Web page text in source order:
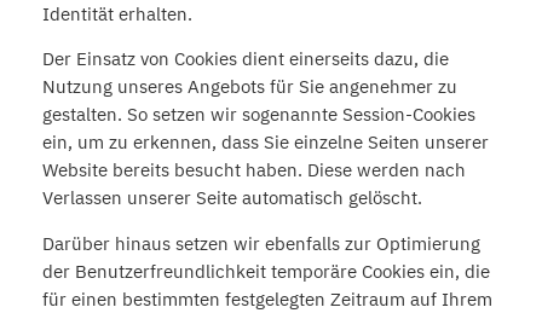
Identität erhalten.
Der Einsatz von Cookies dient einerseits dazu, die
Nutzung unseres Angebots für Sie angenehmer zu
gestalten. So setzen wir sogenannte Session-Cookies
ein, um zu erkennen, dass Sie einzelne Seiten unserer
Website bereits besucht haben. Diese werden nach
Verlassen unserer Seite automatisch gelöscht.
Darüber hinaus setzen wir ebenfalls zur Optimierung
der Benutzerfreundlichkeit temporäre Cookies ein, die
für einen bestimmten festgelegten Zeitraum auf Ihrem